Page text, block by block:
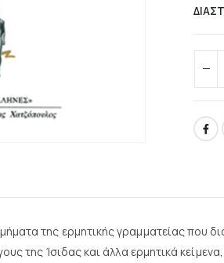
της ερμητικής γραμματείας που
της Ίσιδας και άλλα ερμητικά